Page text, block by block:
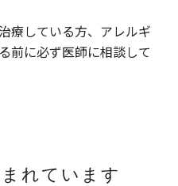
療している方、アレルギ
前に必ず医師に相談して
れています